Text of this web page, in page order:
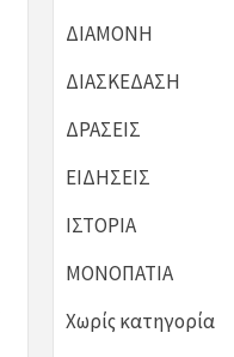
ΔΙΑΜΟΝΗ
ΔΙΑΣΚΕΔΑΣΗ
ΔΡΑΣΕΙΣ
ΕΙΔΗΣΕΙΣ
ΙΣΤΟΡΙΑ
ΜΟΝΟΠΑΤΙΑ
Χωρίς κατηγορία